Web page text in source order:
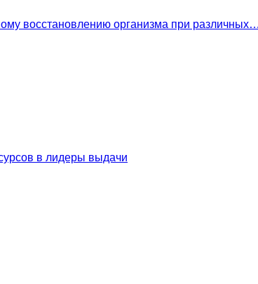
восстановлению организма при
в лидеры выдачи